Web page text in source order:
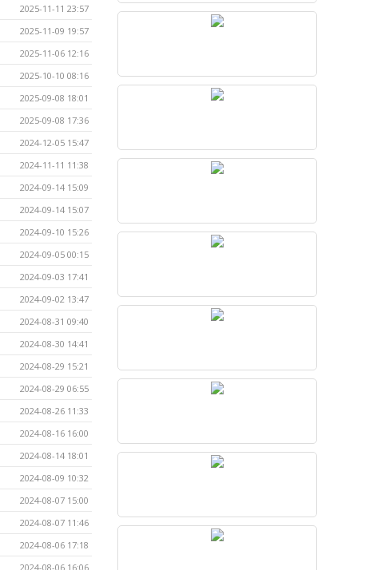
2025-11-11 23:57
2025-11-09 19:57
2025-11-06 12:16
2025-10-10 08:16
2025-09-08 18:01
2025-09-08 17:36
2024-12-05 15:47
2024-11-11 11:38
2024-09-14 15:09
2024-09-14 15:07
2024-09-10 15:26
2024-09-05 00:15
2024-09-03 17:41
2024-09-02 13:47
2024-08-31 09:40
2024-08-30 14:41
2024-08-29 15:21
2024-08-29 06:55
2024-08-26 11:33
2024-08-16 16:00
2024-08-14 18:01
2024-08-09 10:32
2024-08-07 15:00
2024-08-07 11:46
2024-08-06 17:18
2024-08-06 16:06